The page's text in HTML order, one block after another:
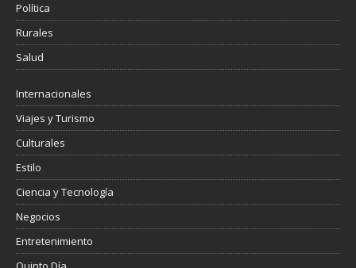
Política
Rurales
Salud
Internacionales
Viajes y Turismo
Culturales
Estilo
Ciencia y Tecnología
Negocios
Entretenimiento